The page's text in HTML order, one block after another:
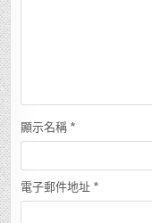
顯示名稱 *
電子郵件地址 *